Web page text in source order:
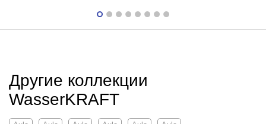
Другие коллекции
WasserKRAFT